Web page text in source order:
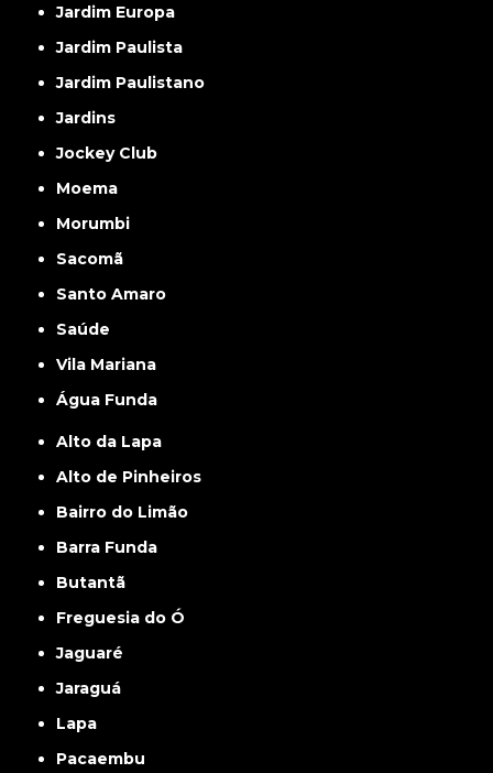
Jardim Europa
Jardim Paulista
Jardim Paulistano
Jardins
Jockey Club
Moema
Morumbi
Sacomã
Santo Amaro
Saúde
Vila Mariana
Água Funda
Alto da Lapa
Alto de Pinheiros
Bairro do Limão
Barra Funda
Butantã
Freguesia do Ó
Jaguaré
Jaraguá
Lapa
Pacaembu